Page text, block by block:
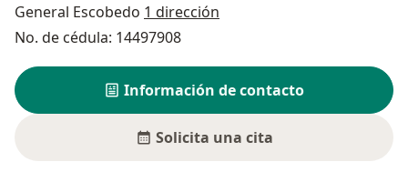
General Escobedo 1 dirección
No. de cédula: 14497908
Información de contacto
Solicita una cita